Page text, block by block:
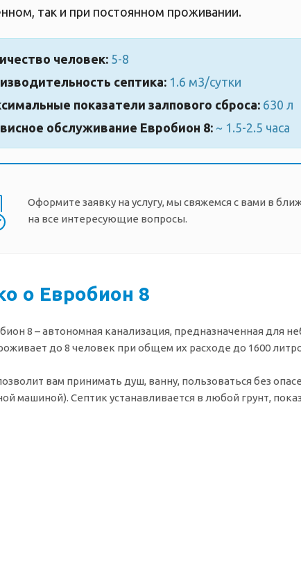
так и при постоянном проживании.
человек: 5-8
септика: 1.6 м3/сутки
показатели залпового сброса: 630 л
обслуживание Евробион 8: ~ 1.5-2.5 часа
Оформите заявку на услугу, мы свяжемся с вами в
на все интересующие вопросы.
о Евробион 8
8 – автономная канализация, предназначенная для
до 8 человек при общем их расходе до 1600
вам принимать душ, ванну, пользоваться без
машиной). Септик устанавливается в любой грунт,